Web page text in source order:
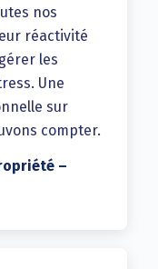
nos
réactivité
les
Une
sur
compter.
–